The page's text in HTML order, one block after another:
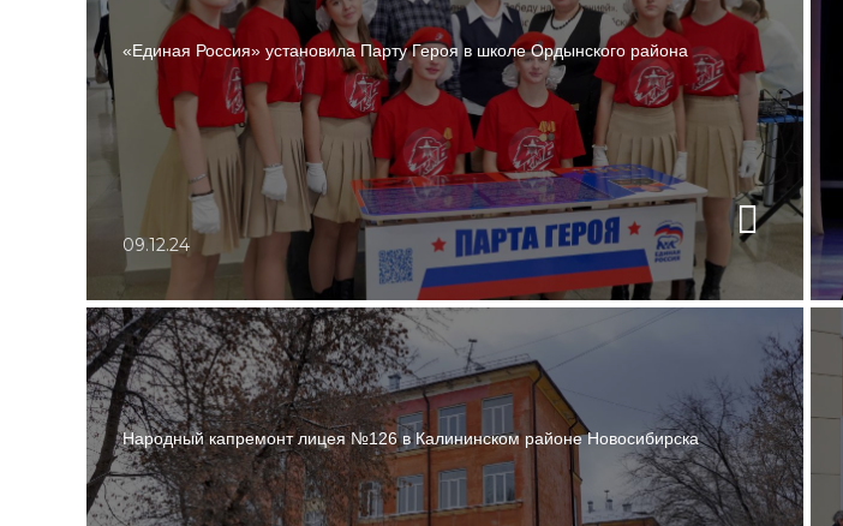
«Единая Россия» установила Парту Героя в школе Ордынского района
09.12.24
Народный капремонт лицея №126 в Калининском районе Новосибирска